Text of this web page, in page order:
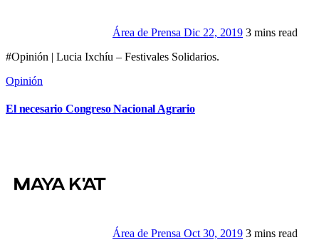
Área de Prensa Dic 22, 2019 3 mins read
#Opinión | Lucia Ixchíu – Festivales Solidarios.
Opinión
El necesario Congreso Nacional Agrario
Área de Prensa Oct 30, 2019 3 mins read